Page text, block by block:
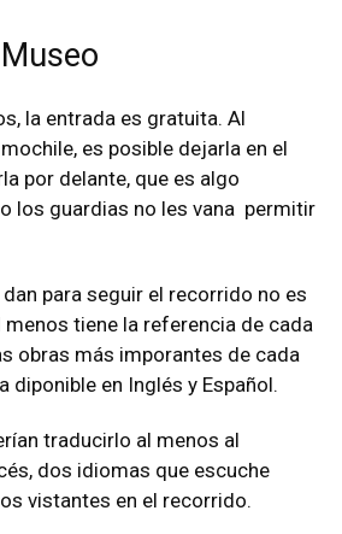
la entrada es gratuita. Al
es posible dejarla en el
por delante, que es algo
los guardias no les vana permitir
para seguir el recorrido no es
menos tiene la referencia de cada
obras más imporantes de cada
diponible en Inglés y Español.
traducirlo al menos al
dos idiomas que escuche
vistantes en el recorrido.